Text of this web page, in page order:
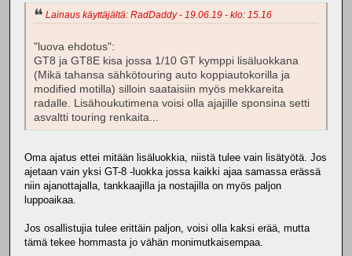
Lainaus käyttäjältä: RadDaddy - 19.06.19 - klo: 15.16
"luova ehdotus":
GT8 ja GT8E kisa jossa 1/10 GT kymppi lisäluokkana
(Mikä tahansa sähkötouring auto koppiautokorilla ja
modified motilla) silloin saataisiin myös mekkareita
radalle. Lisähoukutimena voisi olla ajajille sponsina setti
asvaltti touring renkaita...
Oma ajatus ettei mitään lisäluokkia, niistä tulee vain lisätyötä. Jos
ajetaan vain yksi GT-8 -luokka jossa kaikki ajaa samassa erässä
niin ajanottajalla, tankkaajilla ja nostajilla on myös paljon
luppoaikaa.
Jos osallistujia tulee erittäin paljon, voisi olla kaksi erää, mutta
tämä tekee hommasta jo vähän monimutkaisempaa.